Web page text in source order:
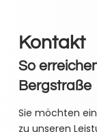
Kontakt
So
Bergstraße
Sie möchten
zu unseren